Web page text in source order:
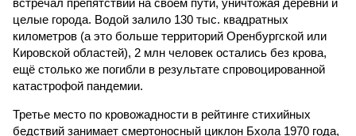
встречал препятствий на своём пути, уничтожая деревни и
целые города. Водой залило 130 тыс. квадратных
километров (а это больше территорий Оренбургской или
Кировской областей), 2 млн человек остались без крова,
ещё столько же погибли в результате спровоцированной
катастрофой пандемии.
Третье место по кровожадности в рейтинге стихийных
бедствий занимает смертоносный циклон Бхола 1970 года,